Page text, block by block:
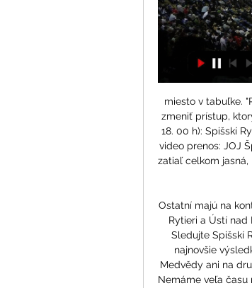
miesto v tabuľke.
zmeniť prístup,
18. 00 h): Spišskí
video prenos: JOJ
zatiaľ celkom
Ostatní majú na
Rytieri a Ústí nad
Sledujte Spišskí
najnovšie
Medvědy ani na
Nemáme veľa času